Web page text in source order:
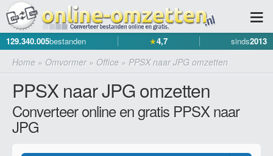
129.340.005bestanden ★4,7 sinds2013
Home » Omvormer» Office » PPSX naar JPG omzetten
PPSX naar JPG omzetten
Converteer online en gratis PPSX naar
JPG